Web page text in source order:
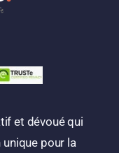
et dévoué qui
pour la